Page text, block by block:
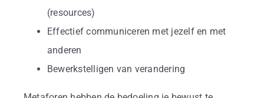
(resources)
Effectief communiceren met jezelf en met
anderen
Bewerkstelligen van verandering